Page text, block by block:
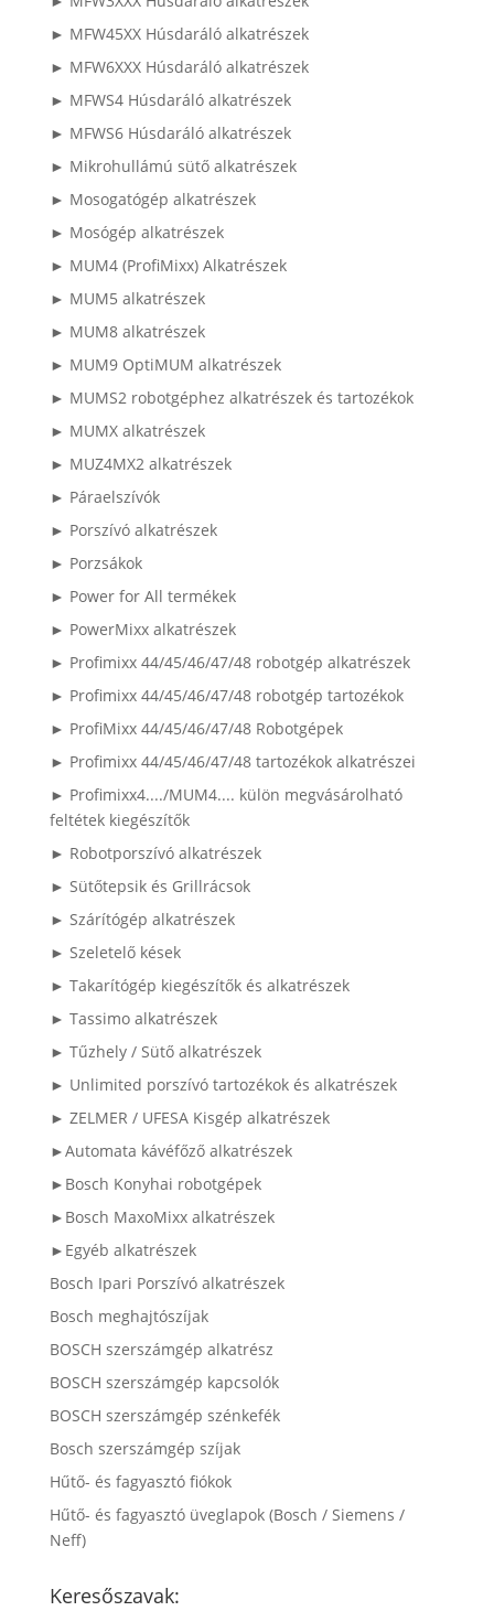
► MFW45XX Húsdaráló alkatrészek
► MFW6XXX Húsdaráló alkatrészek
► MFWS4 Húsdaráló alkatrészek
► MFWS6 Húsdaráló alkatrészek
► Mikrohullámú sütő alkatrészek
► Mosogatógép alkatrészek
► Mosógép alkatrészek
► MUM4 (ProfiMixx) Alkatrészek
► MUM5 alkatrészek
► MUM8 alkatrészek
► MUM9 OptiMUM alkatrészek
► MUMS2 robotgéphez alkatrészek és tartozékok
► MUMX alkatrészek
► MUZ4MX2 alkatrészek
► Páraelszívók
► Porszívó alkatrészek
► Porzsákok
► Power for All termékek
► PowerMixx alkatrészek
► Profimixx 44/45/46/47/48 robotgép alkatrészek
► Profimixx 44/45/46/47/48 robotgép tartozékok
► ProfiMixx 44/45/46/47/48 Robotgépek
► Profimixx 44/45/46/47/48 tartozékok alkatrészei
► Profimixx4..../MUM4.... külön megvásárolható
feltétek kiegészítők
► Robotporszívó alkatrészek
► Sütőtepsik és Grillrácsok
► Szárítógép alkatrészek
► Szeletelő kések
► Takarítógép kiegészítők és alkatrészek
► Tassimo alkatrészek
► Tűzhely / Sütő alkatrészek
► Unlimited porszívó tartozékok és alkatrészek
► ZELMER / UFESA Kisgép alkatrészek
►Automata kávéfőző alkatrészek
►Bosch Konyhai robotgépek
►Bosch MaxoMixx alkatrészek
►Egyéb alkatrészek
Bosch Ipari Porszívó alkatrészek
Bosch meghajtószíjak
BOSCH szerszámgép alkatrész
BOSCH szerszámgép kapcsolók
BOSCH szerszámgép szénkefék
Bosch szerszámgép szíjak
Hűtő- és fagyasztó fiókok
Hűtő- és fagyasztó üveglapok (Bosch / Siemens /
Neff)
Keresőszavak: